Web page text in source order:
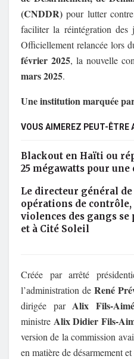
(CNDDR) pour lutter
faciliter la réintégration
Officiellement relancée lors
février 2025, la nouvelle
mars 2025.
Une institution marquée
VOUS AIMEREZ PEUT-ÊTRE
Blackout en Haïti ou
25 mégawatts pour une
Le directeur général
opérations de contrôle,
violences des gangs
et à Cité Soleil
Créée par arrêté
l’administration de René
dirigée par Alix Fils-Aimé
ministre Alix Didier Fils-
version de la commission
en matière de désarmement